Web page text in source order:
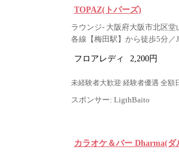
TOPAZ(トパーズ)
ラウンジ- 大阪府大阪市北区
各線【梅田駅】から徒歩5分
フロアレディ 2,200円
未経験者大歓迎 経験者優遇 全額
スポンサー: LigthBaito
カラオケ＆バー Dharma(ダ